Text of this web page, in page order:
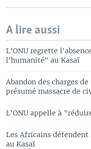
A lire aussi
L'ONU regrette
l'humanité" au Kasaï
Abandon des charges
présumé massacre de
L'ONU appelle à
Les Africains défendent
au Kasaï